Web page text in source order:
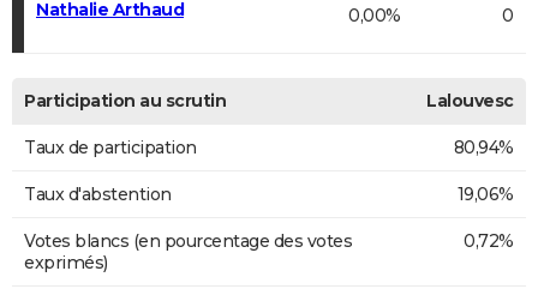
Nathalie Arthaud 0,00% 0
Participation au scrutin Lalouvesc
Taux de participation 80,94%
Taux d'abstention 19,06%
Votes blancs (en pourcentage des votes
exprimés)
0,72%